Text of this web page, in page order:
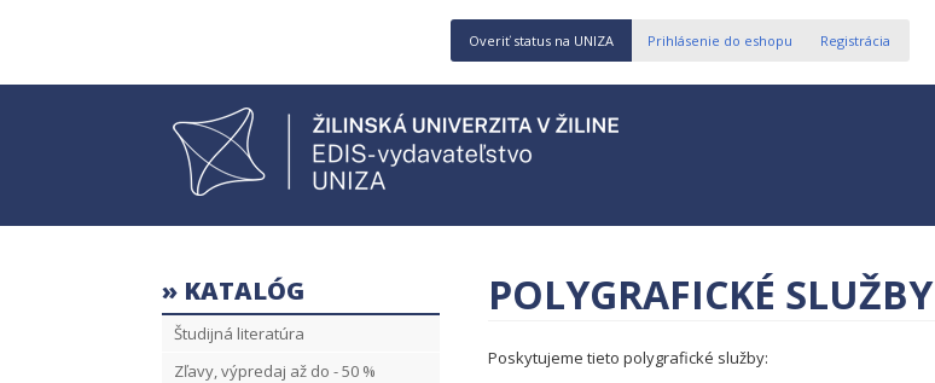
Overiť status na UNIZA Prihlásenie do eshopu Registrácia
» KATALÓG
Študijná literatúra
Zľavy, výpredaj až do - 50 %
POLYGRAFICKÉ SLUŽBY
Poskytujeme tieto polygrafické služby: